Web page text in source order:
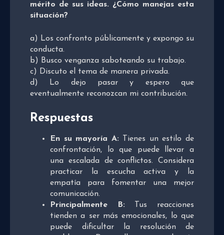
mérito de sus ideas. ¿Cómo manejas esta
situación?
a) Los confronto públicamente y expongo su
conducta.
b) Busco venganza saboteando su trabajo.
c) Discuto el tema de manera privada.
d) Lo dejo pasar y espero que
eventualmente reconozcan mi contribución.
Respuestas
En su mayoría A:
Tienes un estilo de
confrontación, lo que puede llevar a
una escalada de conflictos. Considera
practicar la escucha activa y la
empatía para fomentar una mejor
comunicación.
Principalmente B: Tus reacciones
tienden a ser más emocionales, lo que
puede dificultar la resolución de